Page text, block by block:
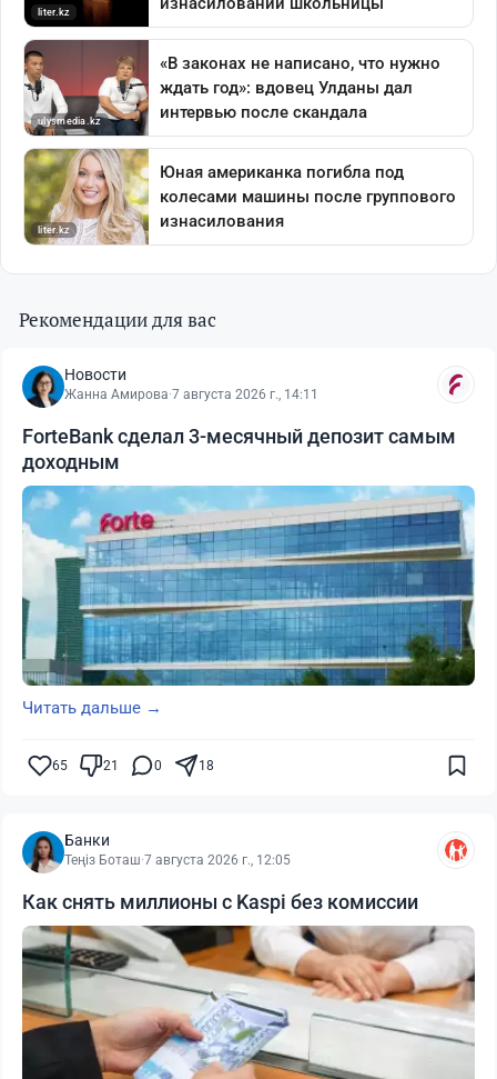
Рекомендации для вас
Новости
Жанна Амирова·7 августа 2026 г., 14:11
ForteBank сделал 3-месячный депозит самым
доходным
Читать дальше →
65 21 0 18
Банки
Теңіз Боташ·7 августа 2026 г., 12:05
Как снять миллионы с Kaspi без комиссии